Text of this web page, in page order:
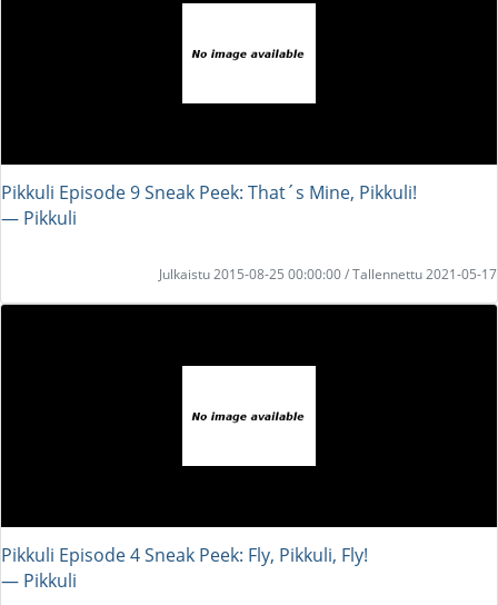
Pikkuli Episode 9 Sneak Peek: That´s Mine, Pikkuli!
― Pikkuli
Julkaistu 2015-08-25 00:00:00 / Tallennettu 2021-05-17
Pikkuli Episode 4 Sneak Peek: Fly, Pikkuli, Fly!
― Pikkuli